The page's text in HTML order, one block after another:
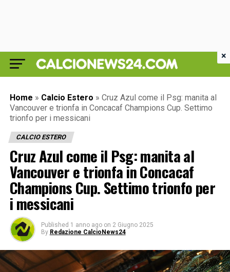
Home » Calcio Estero » Cruz Azul come il Psg: manita al
Vancouver e trionfa in Concacaf Champions Cup. Settimo
trionfo per i messicani
CALCIO ESTERO
Cruz Azul come il Psg: manita al
Vancouver e trionfa in Concacaf
Champions Cup. Settimo trionfo per
i messicani
Published 1 anno ago on 2 Giugno 2025
By Redazione CalcioNews24
×